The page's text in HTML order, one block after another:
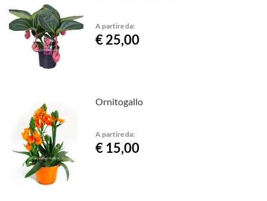
A partire da:
€ 25,00
Ornitogallo
A partire da:
€ 15,00